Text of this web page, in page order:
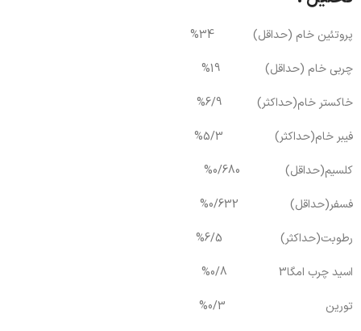
پروتئین خام (حداقل) 34%
چربی خام (حداقل) 19%
خاکستر خام(حداکثر) 6/9%
فیبر خام(حداکثر) 5/3%
کلسیم(حداقل) 0/680%
فسفر(حداقل) 0/632%
رطوبت(حداکثر) 6/5%
اسید چرب امگا3 0/8%
تورین 0/3%